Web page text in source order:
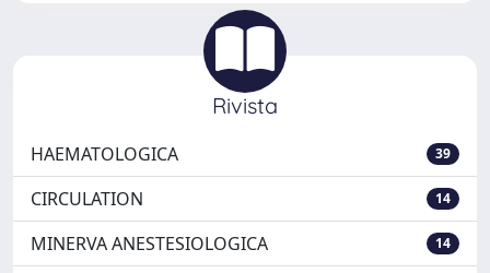
Rivista
HAEMATOLOGICA 39
CIRCULATION 14
MINERVA ANESTESIOLOGICA 14